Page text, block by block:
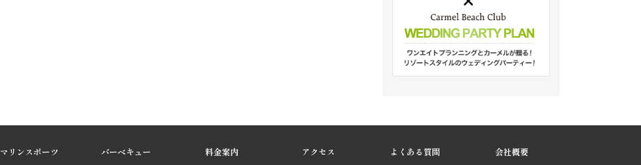
マリンスポーツ バーベキュー 料金案内 アクセス よくある質問 会社概要